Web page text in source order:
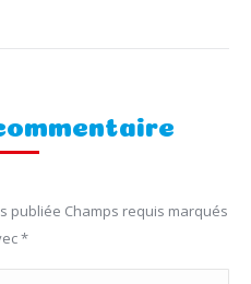
publiée Champs requis marqués
*